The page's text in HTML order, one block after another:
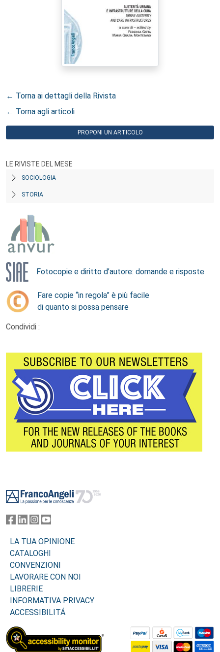
← Torna ai dettagli della Rivista
← Torna agli articoli
PROPONI UN ARTICOLO
LE RIVISTE DEL MESE
SOCIOLOGIA
STORIA
Fotocopie e diritto d’autore: domande e risposte
Fare copie “in regola” è più facile
di quanto si possa pensare
Condividi :
LA TUA OPINIONE
CATALOGHI
CONVENZIONI
LAVORARE CON NOI
LIBRERIE
INFORMATIVA PRIVACY
ACCESSIBILITÁ